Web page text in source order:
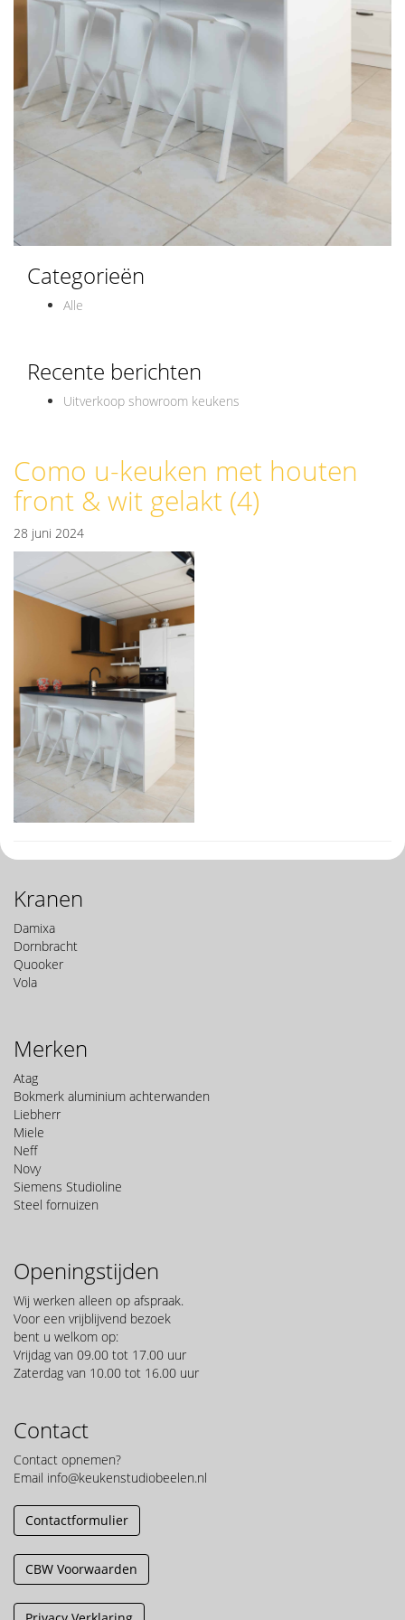
Categorieën
Alle
Recente berichten
Uitverkoop showroom keukens
Como u-keuken met houten
front & wit gelakt (4)
28 juni 2024
Kranen
Damixa
Dornbracht
Quooker
Vola
Merken
Atag
Bokmerk aluminium achterwanden
Liebherr
Miele
Neff
Novy
Siemens Studioline
Steel fornuizen
Openingstijden
Wij werken alleen op afspraak.
Voor een vrijblijvend bezoek
bent u welkom op:
Vrijdag van 09.00 tot 17.00 uur
Zaterdag van 10.00 tot 16.00 uur
Contact
Contact opnemen?
Email info@keukenstudiobeelen.nl
Contactformulier
CBW Voorwaarden